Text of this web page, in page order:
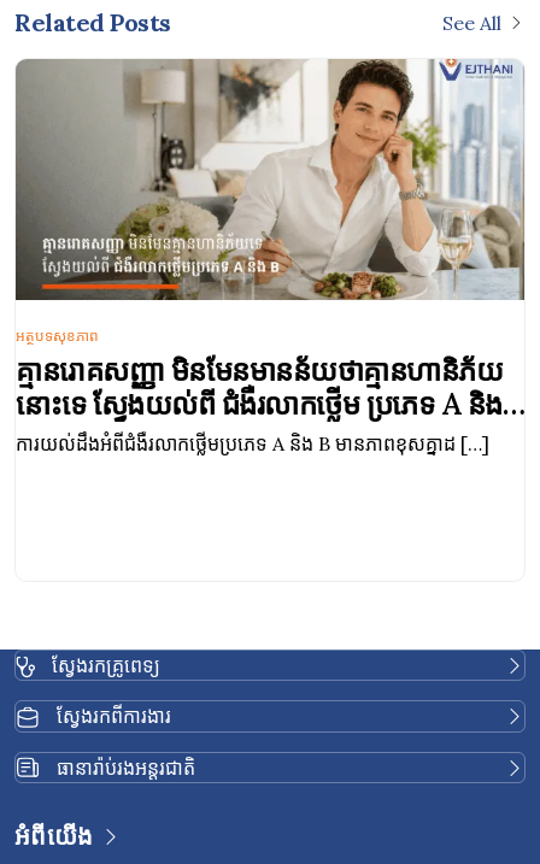
Related Posts See All
គ្មានរោគសញ្ញា មិនមែនមានន័យថាគ្មានហានិភ័យ
នោះទេ ស្វែងយល់ពី ជំងឺរលាកថ្លើម ប្រភេទ A និង
B
ការយល់ដឹងអំពីជំងឺរលាកថ្លើមប្រភេទ A និង B មានភាពខុសគ្នាដ […]
អត្ថបទសុខភាព
ស្វែងរកគ្រូពេទ្យ
ស្វែងរកពីការងារ
ធានារ៉ាប់រងអន្តរជាតិ
អំពីយើង